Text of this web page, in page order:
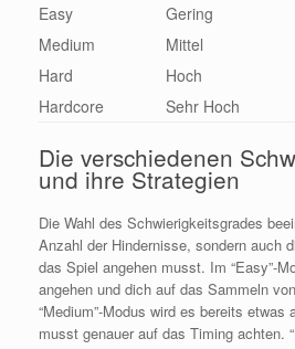
Easy Gering
Medium
Mittel
Hard
Hoch
Hardcore
Sehr Hoch
Die verschiedenen
und ihre Strategien
Die Wahl des Schwierigkeitsgrades
Anzahl der Hindernisse, sondern auch
das Spiel angehen musst. Im “Easy”-
angehen und dich auf das Sammeln
“Medium”-Modus wird es bereits etwas
musst genauer auf das Timing achten.